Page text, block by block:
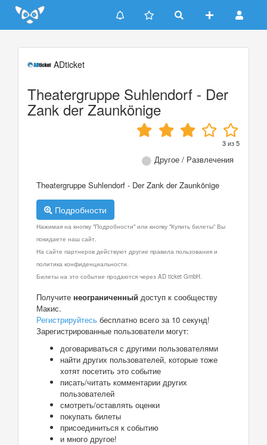
Update cookies preferences
ADticket
Theatergruppe Suhlendorf - Der
Zank der Zaunkönige
3из5
Другое / Развлечения
Theatergruppe Suhlendorf - Der Zank der Zaunkönige
Подробности
Нажимая на кнопку "Подробности" или кнопку "Купить билеты" Вы
покидаете наш сайт.
На сайте партнеров действуют другие правила пользования и
политика конфиденциальности.
Билеты на это событие продаются через AD ticket GmbH.
Получите неограниченный доступ к сообществу
Макис.
Регистрируйтесь бесплатно всего за 10 секунд!
Зарегистрированные пользователи могут:
договариваться с другими пользователями
найти других пользователей, которые тоже
хотят посетить это событие
писать/читать комментарии других
пользователей
смотреть/оставлять оценки
покупать билеты
присоединиться к событию
и много другое!